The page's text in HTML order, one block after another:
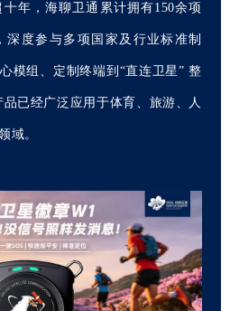
年，海聊卫通累计拥有150余项
深度参与多项国家及行业标准制
模组、定制终端到“直连卫星” 整
已经广泛应用于体育、旅游、人
域。